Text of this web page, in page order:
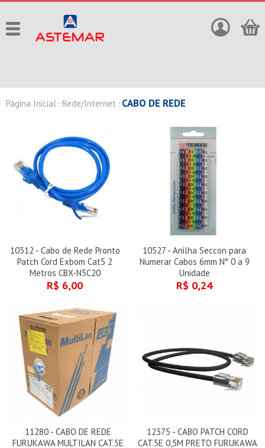
Página Inicial : Rede/Internet : CABO DE REDE
10312 - Cabo de Rede Pronto
Patch Cord Exbom Cat5 2
Metros CBX-N5C20
R$ 6,00
10527 - Anilha Seccon para
Numerar Cabos 6mm N° 0 a 9
Unidade
R$ 0,24
11280 - CABO DE REDE
FURUKAWA MULTILAN CAT.5E
12375 - CABO PATCH CORD
CAT.5E 0,5M PRETO FURUKAWA